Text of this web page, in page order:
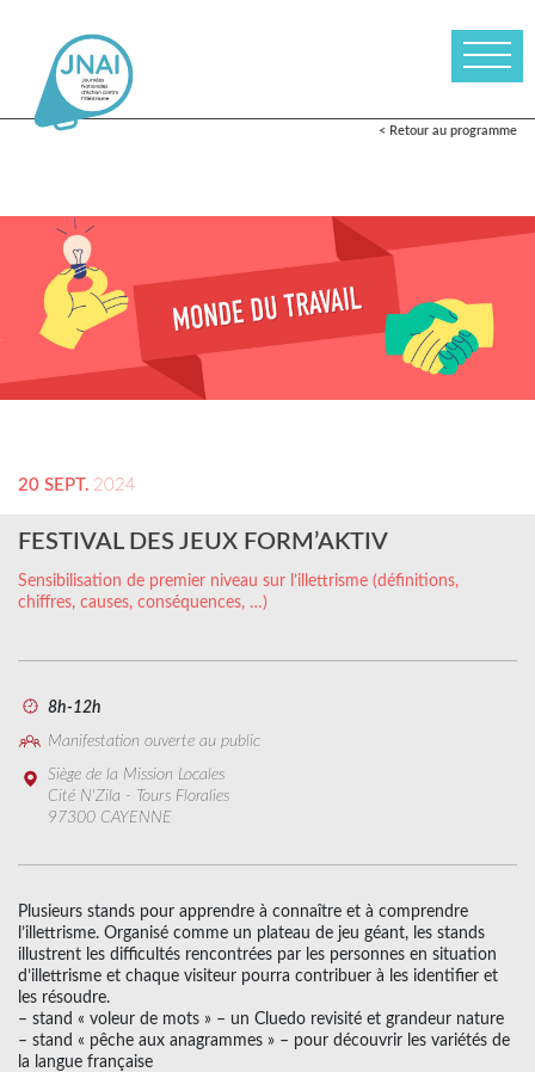
< Retour au programme
20 SEPT. 2024
FESTIVAL DES JEUX FORM’AKTIV
Sensibilisation de premier niveau sur l’illettrisme (définitions,
chiffres, causes, conséquences, …)
8h-12h
Manifestation ouverte au public
Siège de la Mission Locales
Cité N'Zila - Tours Floralies
97300 CAYENNE
Plusieurs stands pour apprendre à connaître et à comprendre
l’illettrisme. Organisé comme un plateau de jeu géant, les stands
illustrent les difficultés rencontrées par les personnes en situation
d’illettrisme et chaque visiteur pourra contribuer à les identifier et
les résoudre.
– stand « voleur de mots » – un Cluedo revisité et grandeur nature
– stand « pêche aux anagrammes » – pour découvrir les variétés de
la langue française